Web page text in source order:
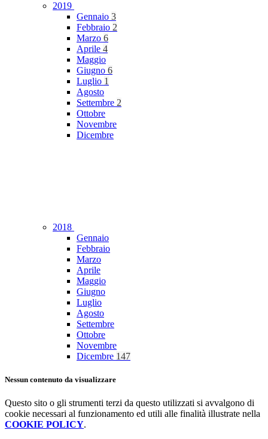
2019
Gennaio 3
Febbraio 2
Marzo 6
Aprile 4
Maggio
Giugno 6
Luglio 1
Agosto
Settembre 2
Ottobre
Novembre
Dicembre
2018
Gennaio
Febbraio
Marzo
Aprile
Maggio
Giugno
Luglio
Agosto
Settembre
Ottobre
Novembre
Dicembre 147
Nessun contenuto da visualizzare
Questo sito o gli strumenti terzi da questo utilizzati si avvalgono di
cookie necessari al funzionamento ed utili alle finalità illustrate nella
COOKIE POLICY.